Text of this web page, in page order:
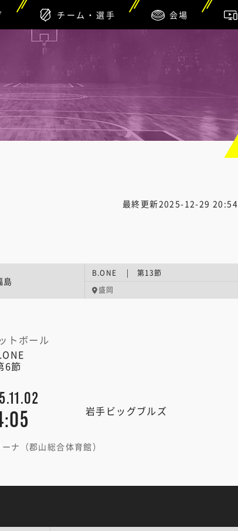
チーム・選手 会場
最終更新2025-12-29 20:54
島
B.ONE | 第13節
盛岡
トボール
6節
岩手ビッグブルズ
ナ（郡山総合体育館）